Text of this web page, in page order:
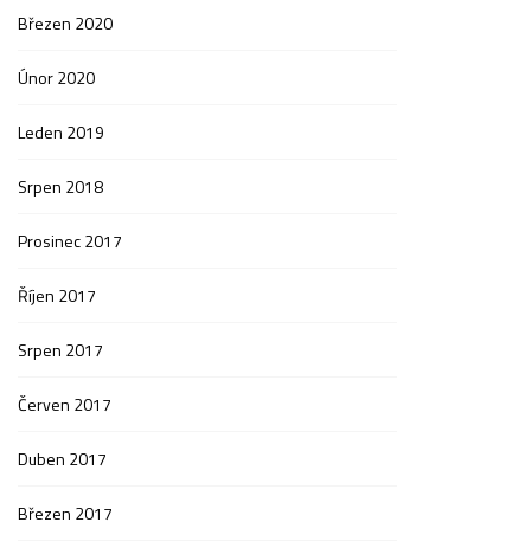
Březen 2020
Únor 2020
Leden 2019
Srpen 2018
Prosinec 2017
Říjen 2017
Srpen 2017
Červen 2017
Duben 2017
Březen 2017